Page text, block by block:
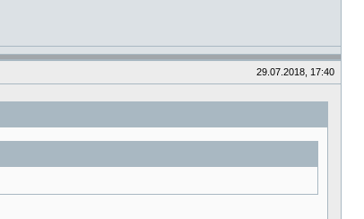
29.07.2018, 17:40